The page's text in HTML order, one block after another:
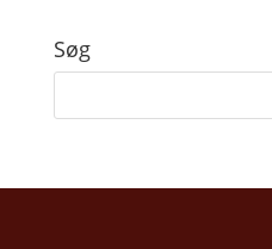
Søg